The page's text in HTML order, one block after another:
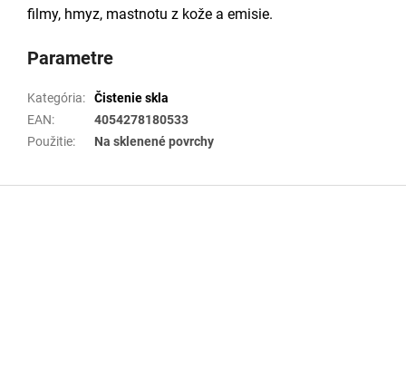
filmy, hmyz, mastnotu z kože a emisie.
Parametre
Kategória:
Čistenie skla
EAN:
4054278180533
Použitie: Na sklenené povrchy